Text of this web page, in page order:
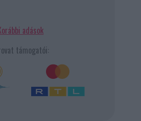
adások
támogatói: